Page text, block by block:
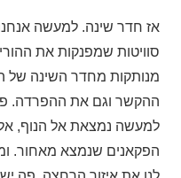
אז חדר שינה. למעשה
סוויטות שמפנקות את
מנותקות מחדר השינה של
ההקשר וגם את ההפרדה.
למעשה נמצאת אל הנוף,
הפקאנים שנמצא מאחור.